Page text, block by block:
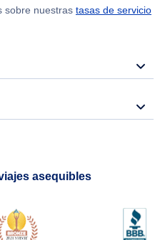
sobre nuestras tasas de servicio
asequibles